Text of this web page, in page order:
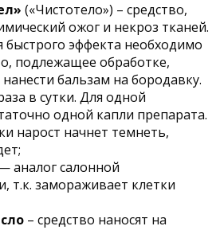
(«Чистотело») – средство,
ожог и некроз тканей.
быстрого эффекта необходимо
подлежащее обработке,
бальзам на бородавку.
в сутки. Для одной
одной капли препарата.
нарост начнет темнеть,
аналог салонной
т.к. замораживает клетки
– средство наносят на